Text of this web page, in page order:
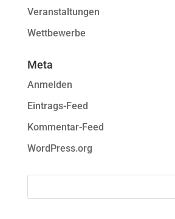
Veranstaltungen
Wettbewerbe
Meta
Anmelden
Eintrags-Feed
Kommentar-Feed
WordPress.org